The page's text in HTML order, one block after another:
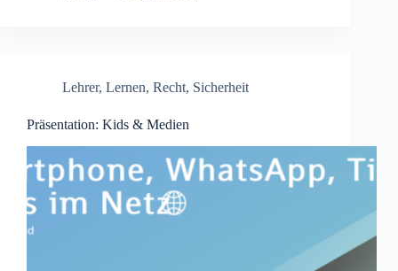
Lehrer, Lernen, Recht, Sicherheit
Präsentation: Kids & Medien